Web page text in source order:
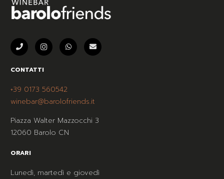
CONTATTI
+39 0173 560542
winebar@barolofriends.it
Piazza Walter Mazzocchi 3
12060 Barolo CN
ORARI
Lunedì, martedì e giovedì